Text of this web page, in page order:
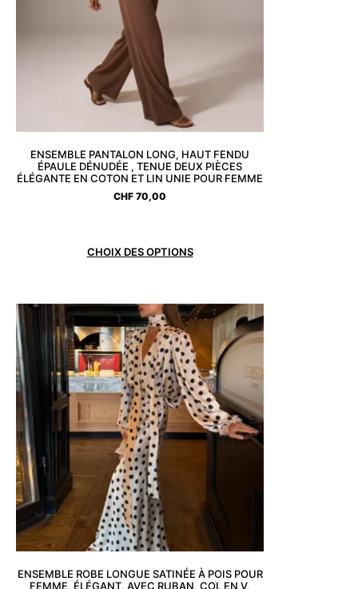
ENSEMBLE PANTALON LONG, HAUT FENDU
ÉPAULE DÉNUDÉE , TENUE DEUX PIÈCES
ÉLÉGANTE EN COTON ET LIN UNIE POUR FEMME
CHF 70,00
CHOIX DES OPTIONS
ENSEMBLE ROBE LONGUE SATINÉE À POIS POUR
FEMME, ÉLÉGANT, AVEC RUBAN, COL EN V,